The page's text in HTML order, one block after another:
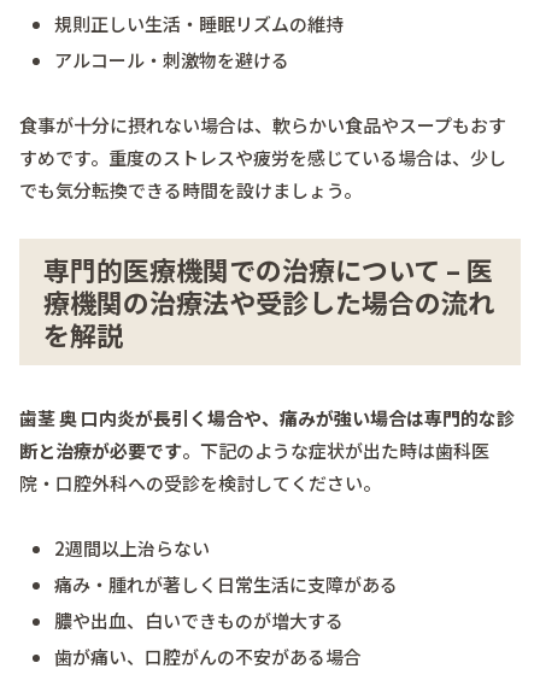
規則正しい生活・睡眠リズムの維持
アルコール・刺激物を避ける
食事が十分に摂れない場合は、軟らかい食品やスープもおす
すめです。重度のストレスや疲労を感じている場合は、少し
でも気分転換できる時間を設けましょう。
専門的医療機関での治療について – 医
療機関の治療法や受診した場合の流れ
を解説
歯茎 奥 口内炎が長引く場合や、痛みが強い場合は専門的な診
断と治療が必要です。下記のような症状が出た時は歯科医
院・口腔外科への受診を検討してください。
2週間以上治らない
痛み・腫れが著しく日常生活に支障がある
膿や出血、白いできものが増大する
歯が痛い、口腔がんの不安がある場合